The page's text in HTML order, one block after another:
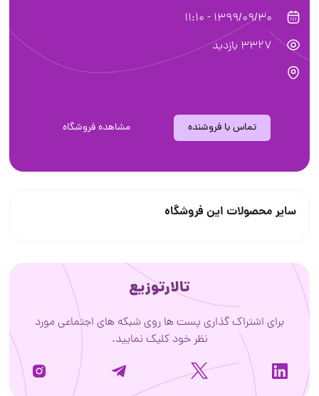
1399/09/30 - 11:10
3327 بازدید
تماس با فروشنده مشاهده فروشگاه
سایر محصولات این فروشگاه
تالارتوزیع
برای اشتراک گذاری پست ها روی شبکه های اجتماعی مورد
نظر خود کلیک نمایید.